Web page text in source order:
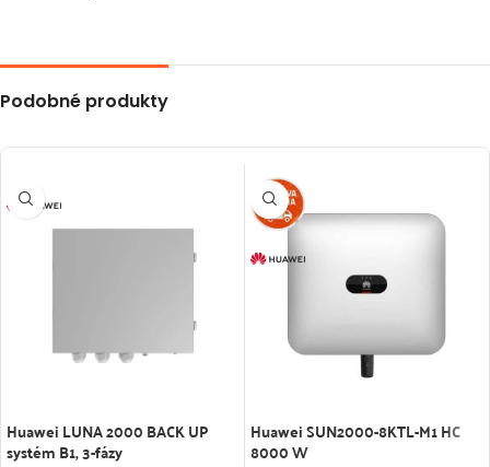
Podobné produkty
Huawei LUNA 2000 BACK UP
systém B1, 3-fázy
Huawei SUN2000-8KTL-M1 HC
8000 W